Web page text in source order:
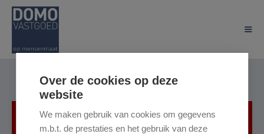
Helaas, dit pand is verhuurd
Over de cookies op deze
website
We maken gebruik van cookies om gegevens
m.b.t. de prestaties en het gebruik van deze